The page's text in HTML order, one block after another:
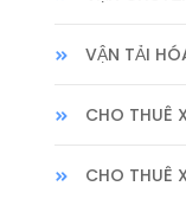
VẬN TẢI
CHO THUÊ
CHO THUÊ